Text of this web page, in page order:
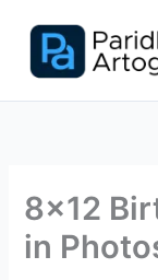
content
8×12
in